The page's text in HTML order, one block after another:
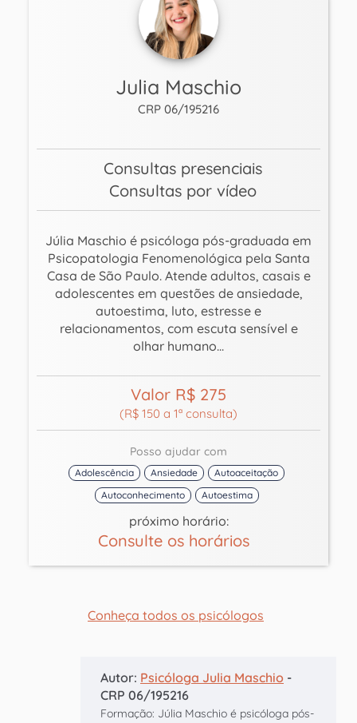
Julia Maschio
CRP 06/195216
Consultas presenciais
Consultas por vídeo
Júlia Maschio é psicóloga pós-graduada em
Psicopatologia Fenomenológica pela Santa
Casa de São Paulo. Atende adultos, casais e
adolescentes em questões de ansiedade,
autoestima, luto, estresse e
relacionamentos, com escuta sensível e
olhar humano...
Valor R$ 275
(R$ 150 a 1ª consulta)
Posso ajudar com
Adolescência Ansiedade
Autoaceitação
Autoconhecimento
Autoestima
próximo horário:
Consulte os horários
Conheça todos os psicólogos
Autor: Psicóloga Julia Maschio -
CRP 06/195216
Formação: Júlia Maschio é psicóloga pós-